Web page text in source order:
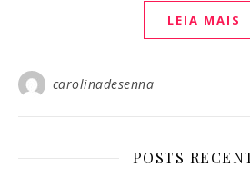
LEIA MAIS
carolinadesenna
POSTS